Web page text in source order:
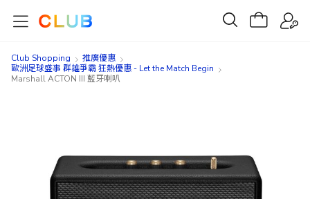
Club Shopping
推廣優惠
歐洲足球盛事 群雄爭霸 狂熱優惠 - Let the Match Begin
Marshall ACTON III 藍牙喇叭